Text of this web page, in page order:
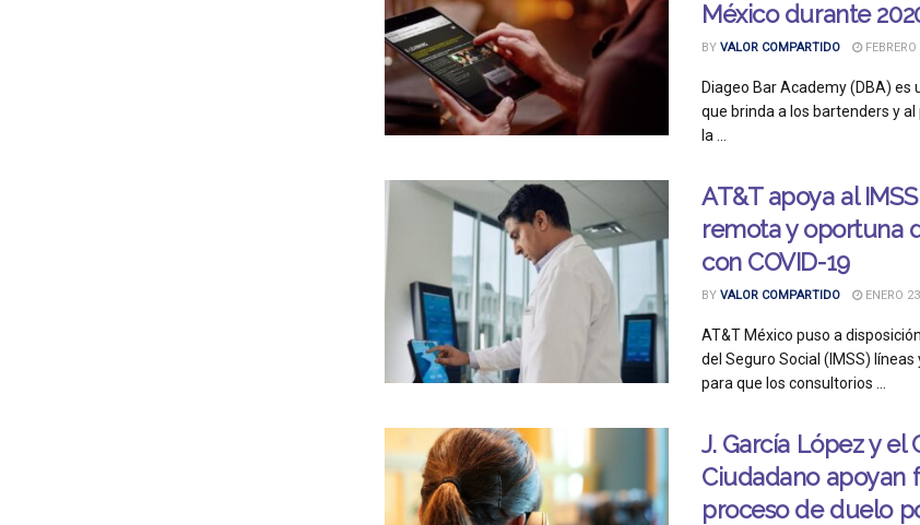
México durante
BY VALOR COMPARTIDO FEBRERO
Diageo Bar Academy (DBA) es
que brinda a los bartenders y
la ...
AT&T apoya al
remota y oportuna
con COVID-19
BY VALOR COMPARTIDO ENERO
AT&T México puso a
del Seguro Social (IMSS)
para que los consultorios ...
J. García López y el
Ciudadano apoyan
proceso de duelo